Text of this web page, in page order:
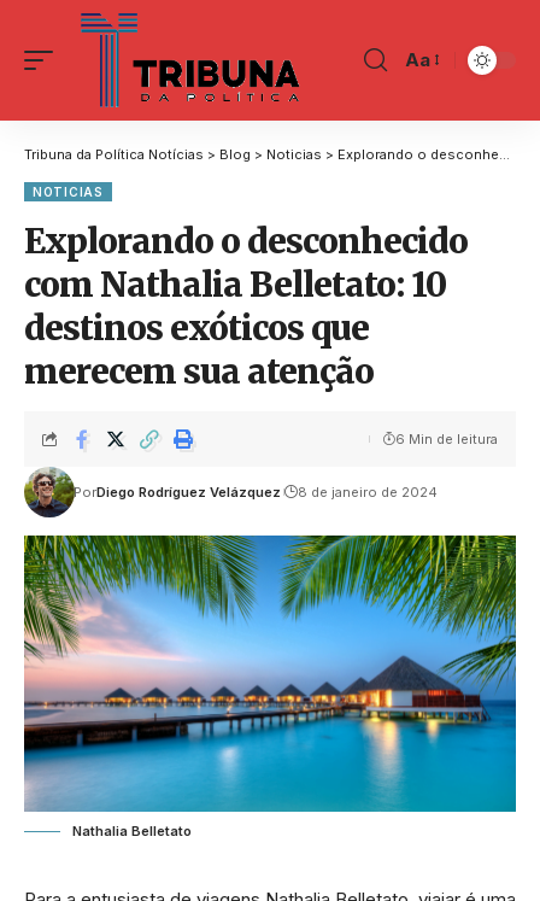
Aa
Tribuna da Política Notícias > Blog > Noticias > Explorando o desconhecido com Nathalia Belletato: 10 destinos exóticos que merecem sua atenção
NOTICIAS
Explorando o desconhecido
com Nathalia Belletato: 10
destinos exóticos que
merecem sua atenção
PorDiego Rodríguez Velázquez 8 de janeiro de 2024
6 Min de leitura
Nathalia Belletato